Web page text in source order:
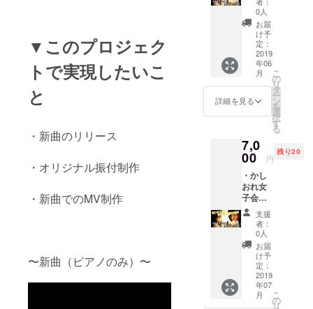
▼このプロジェク
トで実現したいこ
と
・新曲のリリース
・オリジナル振付制作
・新曲でのMV制作
〜新曲（ピアノのみ）〜
待（全
メン
バーか
らのサ
イン&お
客様の
名前入
り新曲
CDお渡
しチェ
キ付
6/30予
定 ・お
礼動画
※支援時
に必ず
備考欄
にご希
望のお
名前を
ご記入
くださ
い。
0人
お届
け予
定：
2019
年06
月
詳細を見る
こ
の
リ
タ
ー
ン
を
選
択
す
る
7,0
00 円
残り20
・かし
おれ女
子会ご
招待
（全メ
ンバー
からの
サイン&
お客様
の名前
入り新
曲CDお
支援
者：
0人
お届
け予
定：
2019
年07
月
こ
の
リ